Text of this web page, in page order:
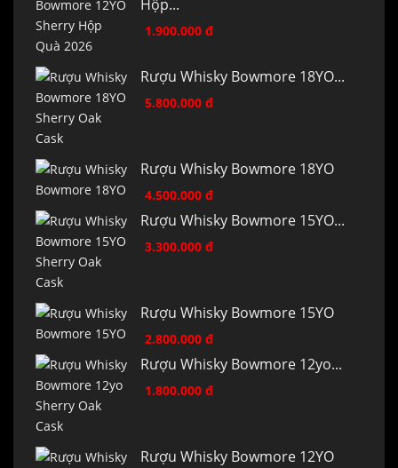
Hộp...
1.900.000 đ
Rượu Whisky Bowmore 18YO...
5.800.000 đ
Rượu Whisky Bowmore 18YO
4.500.000 đ
Rượu Whisky Bowmore 15YO...
3.300.000 đ
Rượu Whisky Bowmore 15YO
2.800.000 đ
Rượu Whisky Bowmore 12yo...
1.800.000 đ
Rượu Whisky Bowmore 12YO